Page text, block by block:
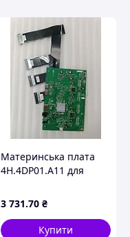
Материнська плата
4H.4DP01.A11 для
Strix XG27AQ Factory
Recertified
3 731.70 ₴
Купити